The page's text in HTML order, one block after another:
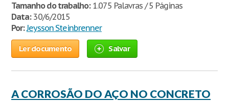
Tamanho do trabalho:1.075 Palavras / 5 Páginas
Data:30/6/2015
Por:Jeysson Steinbrenner
Ler documento Salvar
A CORROSÃO DO AÇO NO CONCRETO